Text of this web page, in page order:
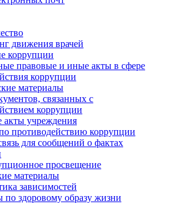
движения врачей
коррупции
правовые и иные акты в сфере
коррупции
материалы
связанных с
коррупции
акты учреждения
противодействию коррупции
для сообщений о фактах
просвещение
материалы
зависимостей
по здоровому образу жизни